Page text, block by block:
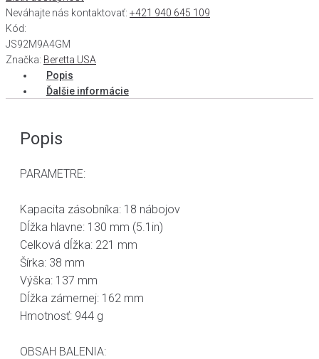
Neváhajte nás kontaktovať: +421 940 645 109
Kód:
JS92M9A4GM
Značka: Beretta USA
Popis
Ďalšie informácie
Popis
PARAMETRE:
Kapacita zásobníka: 18 nábojov
Dĺžka hlavne: 130 mm (5.1in)
Celková dĺžka: 221 mm
Šírka: 38 mm
Výška: 137 mm
Dĺžka zámernej: 162 mm
Hmotnosť: 944 g
OBSAH BALENIA: